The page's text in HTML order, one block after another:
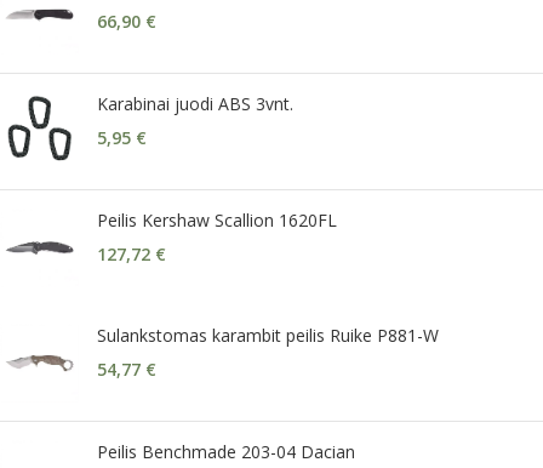
66,90 €
Karabinai juodi ABS 3vnt.
5,95 €
Peilis Kershaw Scallion 1620FL
127,72 €
Sulankstomas karambit peilis Ruike P881-W
54,77 €
Peilis Benchmade 203-04 Dacian